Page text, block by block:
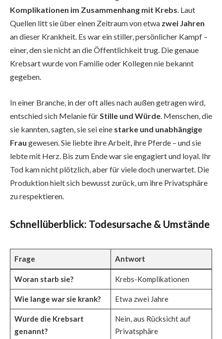
Komplikationen im Zusammenhang mit Krebs. Laut
Quellen litt sie über einen Zeitraum von etwa zwei Jahren
an dieser Krankheit. Es war ein stiller, persönlicher Kampf –
einer, den sie nicht an die Öffentlichkeit trug. Die genaue
Krebsart wurde von Familie oder Kollegen nie bekannt
gegeben.
In einer Branche, in der oft alles nach außen getragen wird,
entschied sich Melanie fürStille und Würde. Menschen, die
sie kannten, sagten, sie sei eine starke und unabhängige
Frau gewesen. Sie liebte ihre Arbeit, ihre Pferde – und sie
lebte mit Herz. Bis zum Ende war sie engagiert und loyal. Ihr
Tod kam nicht plötzlich, aber für viele doch unerwartet. Die
Produktion hielt sich bewusst zurück, um ihre Privatsphäre
zu respektieren.
Schnellüberblick: Todesursache & Umstände
Frage Antwort
Woran starb sie? Krebs-Komplikationen
Wie lange war sie krank? Etwa zwei Jahre
Wurde die Krebsart
genannt?
Nein, aus Rücksicht auf
Privatsphäre